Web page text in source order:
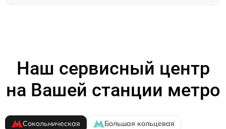
Наш сервисный центр
на Вашей станции метро
Сокольническая
Большая кольцевая